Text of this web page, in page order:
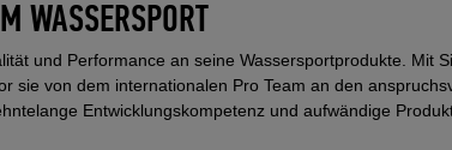
WASSERSPORT
und Performance an seine Wassersportprodukte. Mit
sie von dem internationalen Pro Team an den
Entwicklungskompetenz und aufwändige